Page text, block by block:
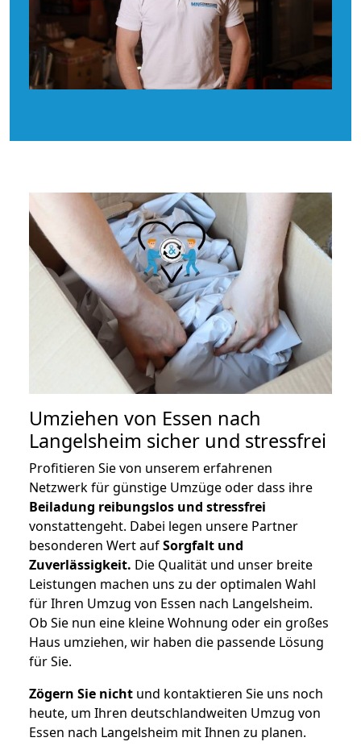
Umziehen von Essen nach
Langelsheim sicher und stressfrei
Profitieren Sie von unserem erfahrenen
Netzwerk für günstige Umzüge oder dass ihre
Beiladung reibungslos und stressfrei
vonstattengeht. Dabei legen unsere Partner
besonderen Wert aufSorgfalt und
Zuverlässigkeit. Die Qualität und unser breite
Leistungen machen uns zu der optimalen Wahl
für Ihren Umzug von Essen nach Langelsheim.
Ob Sie nun eine kleine Wohnung oder ein großes
Haus umziehen, wir haben die passende Lösung
für Sie.
Zögern Sie nicht und kontaktieren Sie uns noch
heute, um Ihren deutschlandweiten Umzug von
Essen nach Langelsheim mit Ihnen zu planen.